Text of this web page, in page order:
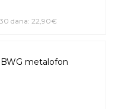
dana: 22,90€
metalofon